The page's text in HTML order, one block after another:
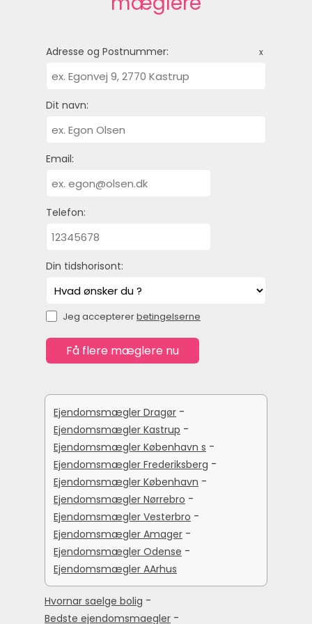
Adresse og Postnummer: x
Dit navn:
Email:
Telefon:
Din tidshorisont:
Jeg acceptererbetingelserne
Ejendomsmægler Dragør -
Ejendomsmægler Kastrup -
Ejendomsmægler København s -
Ejendomsmægler Frederiksberg -
Ejendomsmægler København -
Ejendomsmægler Nørrebro -
Ejendomsmægler Vesterbro -
Ejendomsmægler Amager -
Ejendomsmægler Odense -
Ejendomsmægler AArhus
Hvornar saelge bolig -
Bedste ejendomsmaegler -